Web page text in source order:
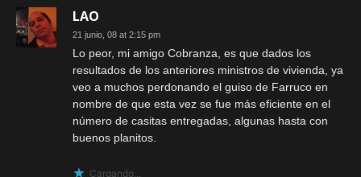
LAO
21 junio, 08 at 2:15 pm
Lo peor, mi amigo Cobranza, es que dados los
resultados de los anteriores ministros de vivienda, ya
veo a muchos perdonando el guiso de Farruco en
nombre de que esta vez se fue más eficiente en el
número de casitas entregadas, algunas hasta con
buenos planitos.
Cargando...